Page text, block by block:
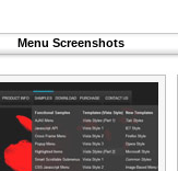
Menu Screenshots